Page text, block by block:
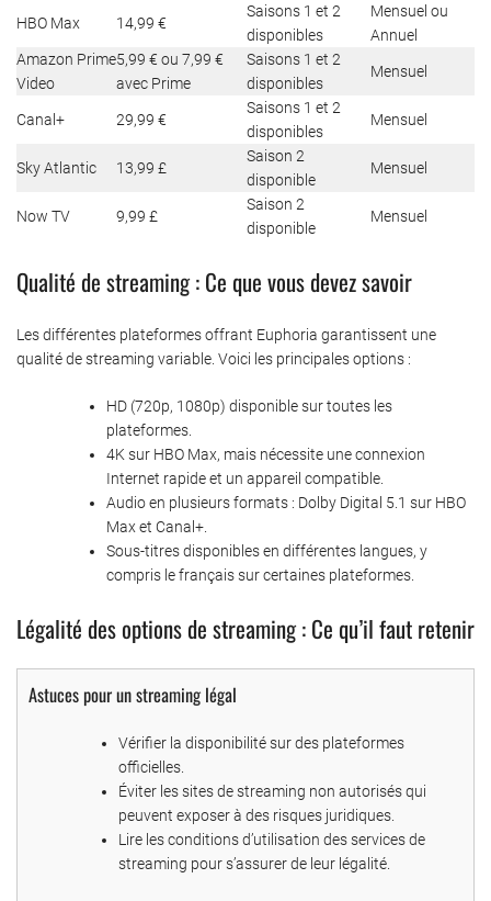
HBO Max 14,99 €
Saisons 1 et 2
disponibles
Mensuel ou
Annuel
Amazon Prime
Video
5,99 € ou 7,99 €
avec Prime
Saisons 1 et 2
disponibles
Mensuel
Canal+ 29,99 €
Saisons 1 et 2
disponibles
Mensuel
Sky Atlantic 13,99 £
Saison 2
disponible
Mensuel
Now TV 9,99 £
Saison 2
disponible
Mensuel
Qualité de streaming : Ce que vous devez savoir
Les différentes plateformes offrant Euphoria garantissent une
qualité de streaming variable. Voici les principales options :
HD (720p, 1080p) disponible sur toutes les
plateformes.
4K sur HBO Max, mais nécessite une connexion
Internet rapide et un appareil compatible.
Audio en plusieurs formats : Dolby Digital 5.1 sur HBO
Max et Canal+.
Sous-titres disponibles en différentes langues, y
compris le français sur certaines plateformes.
Légalité des options de streaming : Ce qu’il faut retenir
Astuces pour un streaming légal
Vérifier la disponibilité sur des plateformes
officielles.
Éviter les sites de streaming non autorisés qui
peuvent exposer à des risques juridiques.
Lire les conditions d’utilisation des services de
streaming pour s’assurer de leur légalité.